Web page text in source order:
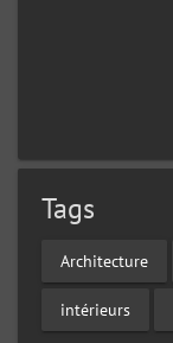
Tags
Architecture
intérieurs